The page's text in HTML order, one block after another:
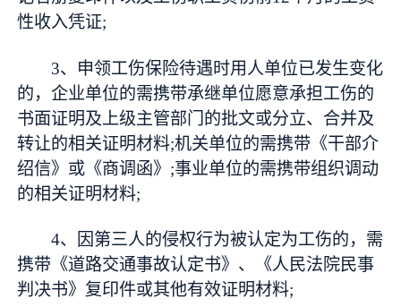
性收入凭证;
3、申领工伤保险待遇时用人单位已发生变化
的，企业单位的需携带承继单位愿意承担工伤的
书面证明及上级主管部门的批文或分立、合并及
转让的相关证明材料;机关单位的需携带《干部介
绍信》或《商调函》;事业单位的需携带组织调动
的相关证明材料;
4、因第三人的侵权行为被认定为工伤的，需
携带《道路交通事故认定书》、《人民法院民事
判决书》复印件或其他有效证明材料;